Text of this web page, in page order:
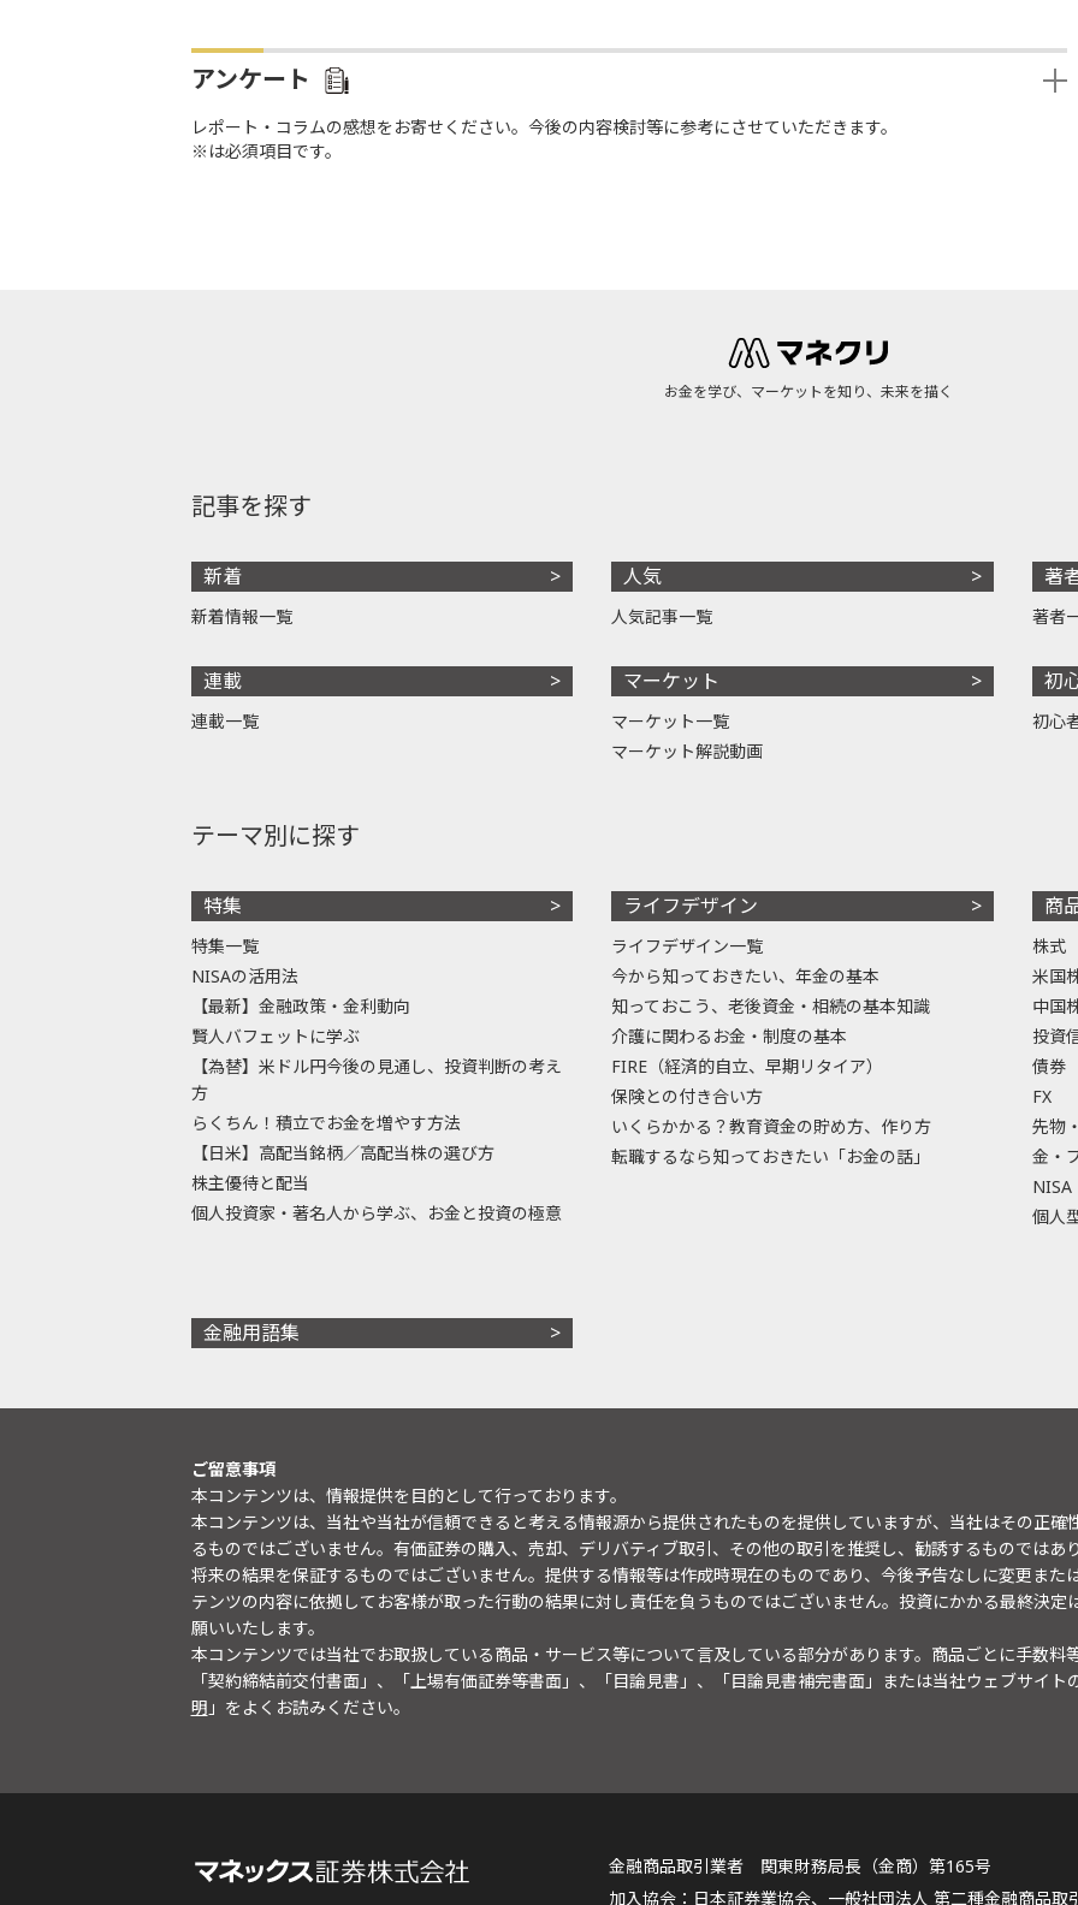
アンケート
レポート・コラムの感想をお寄せください。今後の内容検討等に参考にさせていただきます。
※は必須項目です。
お金を学び、マーケットを知り、未来を描く
記事を探す
新着
新着情報一覧
連載
連載一覧
人気
人気記事一覧
マーケット
マーケット一覧
マーケット解説動画
著
著者
初
初心
テーマ別に探す
特集
特集一覧
NISAの活用法
【最新】金融政策・金利動向
賢人バフェットに学ぶ
【為替】米ドル円今後の見通し、投資判断の考え
方
らくちん！積立でお金を増やす方法
【日米】高配当銘柄／高配当株の選び方
株主優待と配当
個人投資家・著名人から学ぶ、お金と投資の極意
ライフデザイン
ライフデザイン一覧
今から知っておきたい、年金の基本
知っておこう、老後資金・相続の基本知識
介護に関わるお金・制度の基本
FIRE（経済的自立、早期リタイア）
保険との付き合い方
いくらかかる？教育資金の貯め方、作り方
転職するなら知っておきたい「お金の話」
商
株式
米国
中国
投資
債券
FX
先物
金・
NISA
個人
金融用語集
ご留意事項
本コンテンツは、情報提供を目的として行っております。
本コンテンツは、当社や当社が信頼できると考える情報源から提供されたものを提供していますが、当社はその正
るものではございません。有価証券の購入、売却、デリバティブ取引、その他の取引を推奨し、勧誘するものではあ
将来の結果を保証するものではございません。提供する情報等は作成時現在のものであり、今後予告なしに変更また
テンツの内容に依拠してお客様が取った行動の結果に対し責任を負うものではございません。投資にかかる最終決
願いいたします。
本コンテンツでは当社でお取扱している商品・サービス等について言及している部分があります。商品ごとに手数料
「契約締結前交付書面」、「上場有価証券等書面」、「目論見書」、「目論見書補完書面」または当社ウェブサイト
明 」をよくお読みください。
金融商品取引業者 関東財務局長（金商）第165号
日本証券業協会、一般社団法人 第二種金融商品取